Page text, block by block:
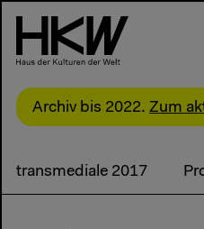
Archiv bis 2022. Zum
transmediale 2017